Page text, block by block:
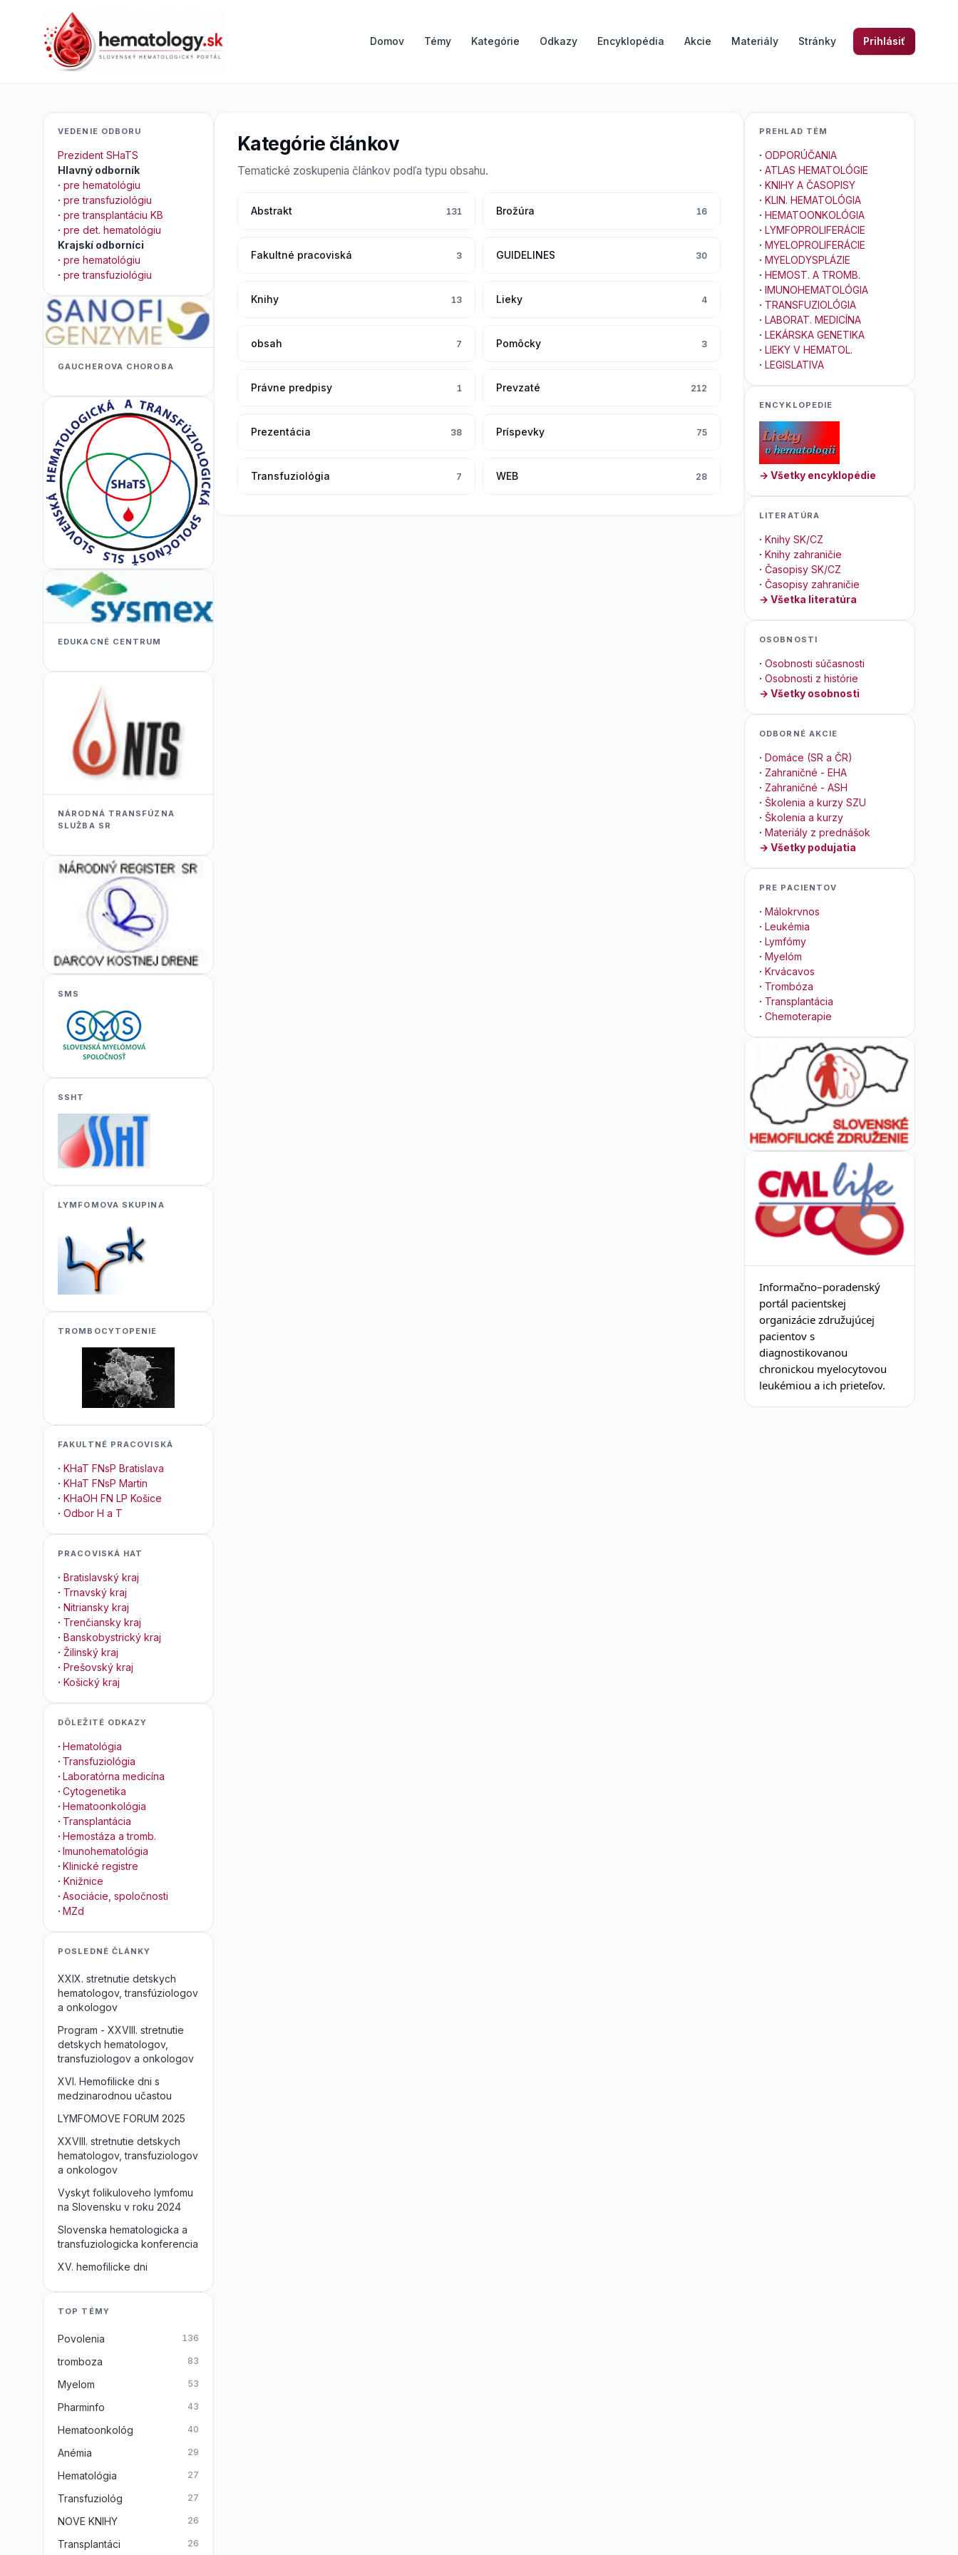
Domov Témy Kategórie Odkazy Encyklopédia Akcie Materiály Stránky Prihlásiť
Kategórie článkov
Tematické zoskupenia článkov podľa typu obsahu.
Abstrakt 131 Brožúra 16
Fakultné pracoviská 3 GUIDELINES 30
Knihy 13 Lieky 4
obsah 7 Pomôcky 3
Právne predpisy 1 Prevzaté 212
Prezentácia 38 Príspevky 75
Transfuziológia 7 WEB 28
VEDENIE ODBORU
Prezident SHaTS
Hlavný odborník
· pre hematológiu
· pre transfuziológiu
· pre transplantáciu KB
· pre det. hematológiu
Krajskí odborníci
· pre hematológiu
· pre transfuziológiu
GAUCHEROVA CHOROBA
EDUKACNÉ CENTRUM
NÁRODNÁ TRANSFÚZNA
SLUŽBA SR
SMS
SSHT
LYMFOMOVA SKUPINA
TROMBOCYTOPENIE
FAKULTNÉ PRACOVISKÁ
· KHaT FNsP Bratislava
· KHaT FNsP Martin
· KHaOH FN LP Košice
· Odbor H a T
PRACOVISKÁ HAT
· Bratislavský kraj
· Trnavský kraj
· Nitriansky kraj
· Trenčiansky kraj
· Banskobystrický kraj
· Žilinský kraj
· Prešovský kraj
· Košický kraj
DÔLEŽITÉ ODKAZY
· Hematológia
· Transfuziológia
· Laboratórna medicína
· Cytogenetika
· Hematoonkológia
· Transplantácia
· Hemostáza a tromb.
· Imunohematológia
· Klinické registre
· Knižnice
· Asociácie, spoločnosti
· MZd
POSLEDNÉ ČLÁNKY
XXIX. stretnutie detskych
hematologov, transfúziologov
a onkologov
Program - XXVIII. stretnutie
detskych hematologov,
transfuziologov a onkologov
XVI. Hemofilicke dni s
medzinarodnou učastou
LYMFOMOVE FORUM 2025
XXVIII. stretnutie detskych
hematologov, transfuziologov
a onkologov
Vyskyt folikuloveho lymfomu
na Slovensku v roku 2024
Slovenska hematologicka a
transfuziologicka konferencia
XV. hemofilicke dni
TOP TÉMY
Povolenia 136
tromboza 83
Myelom 53
Pharminfo 43
Hematoonkológ 40
Anémia 29
Hematológia 27
Transfuziológ 27
NOVE KNIHY 26
Transplantáci 26
PREHLAD TÉM
· ODPORÚČANIA
· ATLAS HEMATOLÓGIE
· KNIHY A ČASOPISY
· KLIN. HEMATOLÓGIA
· HEMATOONKOLÓGIA
· LYMFOPROLIFERÁCIE
· MYELOPROLIFERÁCIE
· MYELODYSPLÁZIE
· HEMOST. A TROMB.
· IMUNOHEMATOLÓGIA
· TRANSFUZIOLÓGIA
· LABORAT. MEDICÍNA
· LEKÁRSKA GENETIKA
· LIEKY V HEMATOL.
· LEGISLATIVA
ENCYKLOPEDIE
→ Všetky encyklopédie
LITERATÚRA
· Knihy SK/CZ
· Knihy zahraničie
· Časopisy SK/CZ
· Časopisy zahraničie
→ Všetka literatúra
OSOBNOSTI
· Osobnosti súčasnosti
· Osobnosti z histórie
→ Všetky osobnosti
ODBORNÉ AKCIE
· Domáce (SR a ČR)
· Zahraničné - EHA
· Zahraničné - ASH
· Školenia a kurzy SZU
· Školenia a kurzy
· Materiály z prednášok
→ Všetky podujatia
PRE PACIENTOV
· Málokrvnos
· Leukémia
· Lymfómy
· Myelóm
· Krvácavos
· Trombóza
· Transplantácia
· Chemoterapie
Informačno–poradenský
portál pacientskej
organizácie združujúcej
pacientov s
diagnostikovanou
chronickou myelocytovou
leukémiou a ich prieteľov.